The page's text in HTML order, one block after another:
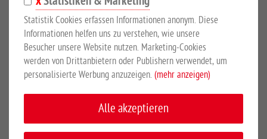
5,0 Joule Ladeenergie - 7,0 km Zaunlänge
EUR 169,00
Statistik Cookies erfassen Informationen anonym. Diese
Informationen helfen uns zu verstehen, wie unsere
Besucher unsere Website nutzen. Marketing-Cookies
werden von Drittanbietern oder Publishern verwendet, um
personalisierte Werbung anzuzeigen. (mehr anzeigen)
Alle akzeptieren